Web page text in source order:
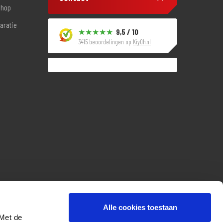
de
Alle cookies toestaan
9,5 / 10
3415 beoordelingen op KiyOh.nl